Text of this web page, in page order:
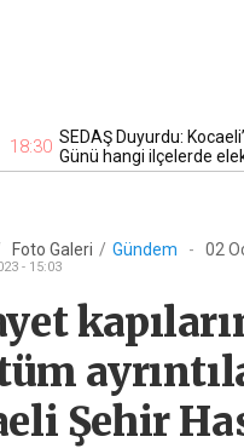
18:30 SEDAŞ Duyurdu:
Günü hangi ilçelerde
Foto Galeri / Gündem - 02
- 15:03
Şehir